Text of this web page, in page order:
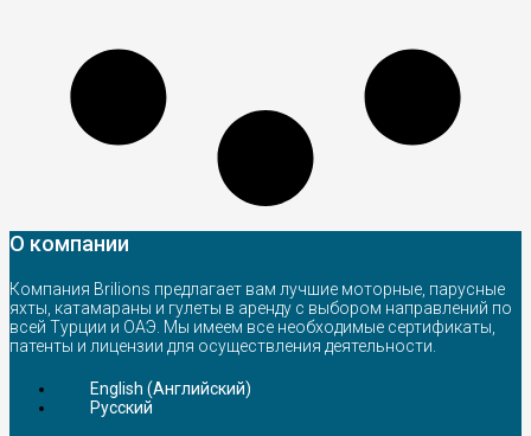
О компании
Компания Brilions предлагает вам лучшие моторные, парусные
яхты, катамараны и гулеты в аренду с выбором направлений по
всей Турции и ОАЭ. Мы имеем все необходимые сертификаты,
патенты и лицензии для осуществления деятельности.
English (Английский)
Русский